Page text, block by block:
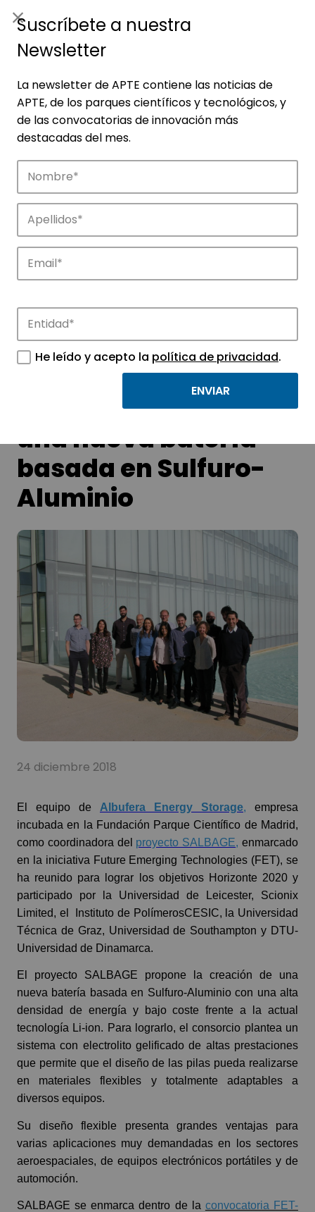
Noticias
APTE y sus parques científicos y
tecnológicos.
Albufera desarrolla
una nueva batería
basada en Sulfuro-
Aluminio
24 diciembre 2018
El equipo de Albufera Energy Storage, empresa
incubada en la Fundación Parque Científico de Madrid,
como coordinadora del proyecto SALBAGE, enmarcado
en la iniciativa Future Emerging Technologies (FET), se
ha reunido para lograr los objetivos Horizonte 2020 y
participado por la Universidad de Leicester, Scionix
Limited, el Instituto de PolímerosCESIC, la Universidad
Técnica de Graz, Universidad de Southampton y DTU-
Universidad de Dinamarca.
El proyecto SALBAGE propone la creación de una
nueva batería basada en Sulfuro-Aluminio con una alta
densidad de energía y bajo coste frente a la actual
tecnología Li-ion. Para lograrlo, el consorcio plantea un
sistema con electrolito gelificado de altas prestaciones
que permite que el diseño de las pilas pueda realizarse
en materiales flexibles y totalmente adaptables a
diversos equipos.
Su diseño flexible presenta grandes ventajas para
varias aplicaciones muy demandadas en los sectores
aeroespaciales, de equipos electrónicos portátiles y de
automoción.
SALBAGE se enmarca dentro de la convocatoria FET-
Suscríbete a nuestra
Newsletter
La newsletter de APTE contiene las noticias de
APTE, de los parques científicos y tecnológicos, y
de las convocatorias de innovación más
destacadas del mes.
He leído y acepto la política de privacidad.